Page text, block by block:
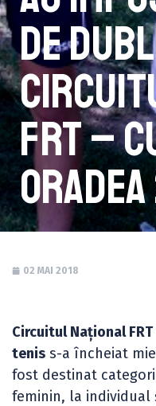
de
FRT –
Oradea
02 MAI 2018
Circuitul Național
tenis s-a încheiat
fost destinat
feminin, la individual